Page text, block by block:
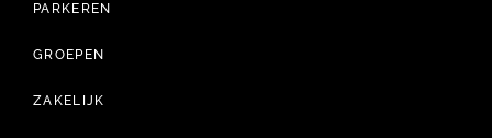
PARKEREN
GROEPEN
ZAKELIJK